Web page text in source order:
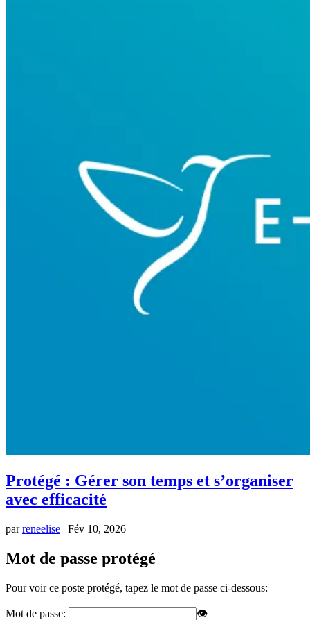
Protégé : Gérer son temps et s’organiser
avec efficacité
parreneelise | Fév 10, 2026
Mot de passe protégé
Pour voir ce poste protégé, tapez le mot de passe ci-dessous:
Mot de passe: 👁